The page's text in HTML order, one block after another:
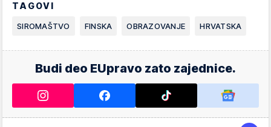
TAGOVI
SIROMAŠTVO FINSKA OBRAZOVANJE HRVATSKA
Budi deo EUpravo zato zajednice.